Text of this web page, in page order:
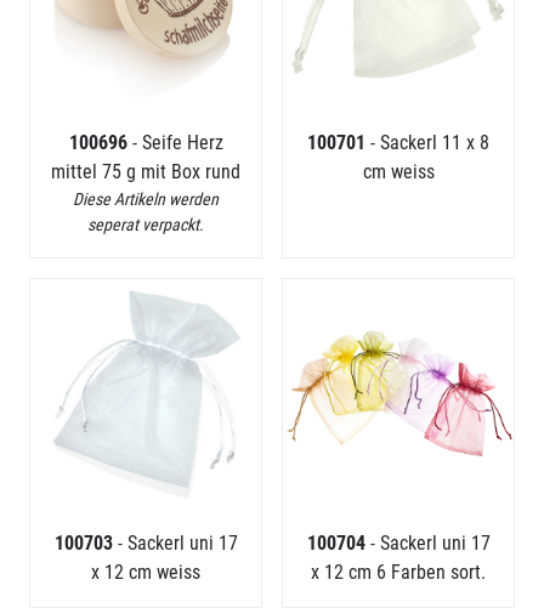
100696 - Seife Herz
mittel 75 g mit Box rund
Diese Artikeln werden
seperat verpackt.
100701 - Sackerl 11 x 8
cm weiss
100703 - Sackerl uni 17
x 12 cm weiss
100704 - Sackerl uni 17
x 12 cm 6 Farben sort.